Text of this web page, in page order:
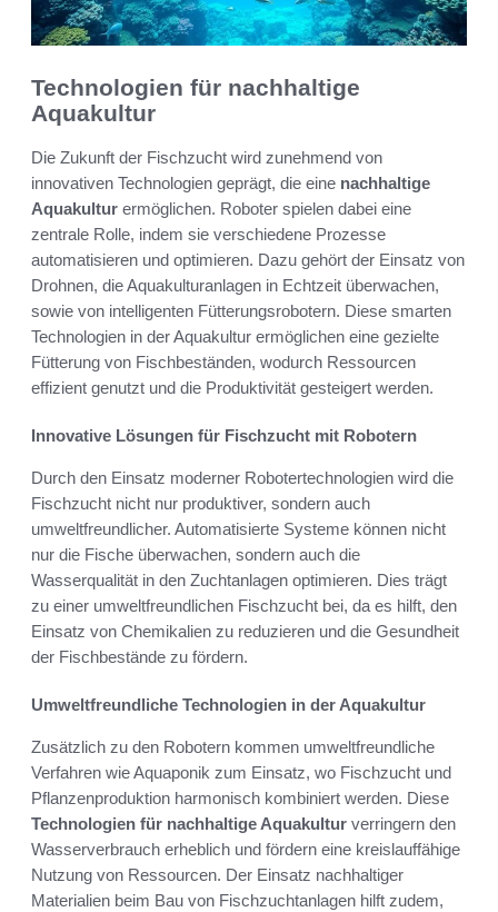
Technologien für nachhaltige
Aquakultur
Die Zukunft der Fischzucht wird zunehmend von
innovativen Technologien geprägt, die eine nachhaltige
Aquakultur ermöglichen. Roboter spielen dabei eine
zentrale Rolle, indem sie verschiedene Prozesse
automatisieren und optimieren. Dazu gehört der Einsatz von
Drohnen, die Aquakulturanlagen in Echtzeit überwachen,
sowie von intelligenten Fütterungsrobotern. Diese smarten
Technologien in der Aquakultur ermöglichen eine gezielte
Fütterung von Fischbeständen, wodurch Ressourcen
effizient genutzt und die Produktivität gesteigert werden.
Innovative Lösungen für Fischzucht mit Robotern
Durch den Einsatz moderner Robotertechnologien wird die
Fischzucht nicht nur produktiver, sondern auch
umweltfreundlicher. Automatisierte Systeme können nicht
nur die Fische überwachen, sondern auch die
Wasserqualität in den Zuchtanlagen optimieren. Dies trägt
zu einer umweltfreundlichen Fischzucht bei, da es hilft, den
Einsatz von Chemikalien zu reduzieren und die Gesundheit
der Fischbestände zu fördern.
Umweltfreundliche Technologien in der Aquakultur
Zusätzlich zu den Robotern kommen umweltfreundliche
Verfahren wie Aquaponik zum Einsatz, wo Fischzucht und
Pflanzenproduktion harmonisch kombiniert werden. Diese
Technologien für nachhaltige Aquakultur verringern den
Wasserverbrauch erheblich und fördern eine kreislauffähige
Nutzung von Ressourcen. Der Einsatz nachhaltiger
Materialien beim Bau von Fischzuchtanlagen hilft zudem,